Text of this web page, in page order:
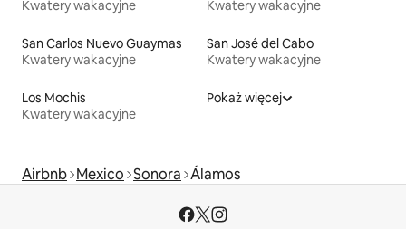
Kwatery wakacyjne Kwatery wakacyjne
San Carlos Nuevo Guaymas
Kwatery wakacyjne
San José del Cabo
Kwatery wakacyjne
Los Mochis
Kwatery wakacyjne
Pokaż więcej
Airbnb Mexico Sonora Álamos